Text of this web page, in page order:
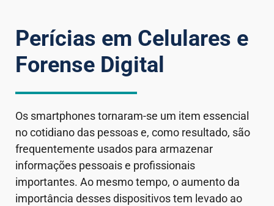
Perícias em Celulares e
Forense Digital
Os smartphones tornaram-se um item essencial
no cotidiano das pessoas e, como resultado, são
frequentemente usados para armazenar
informações pessoais e profissionais
importantes. Ao mesmo tempo, o aumento da
importância desses dispositivos tem levado ao